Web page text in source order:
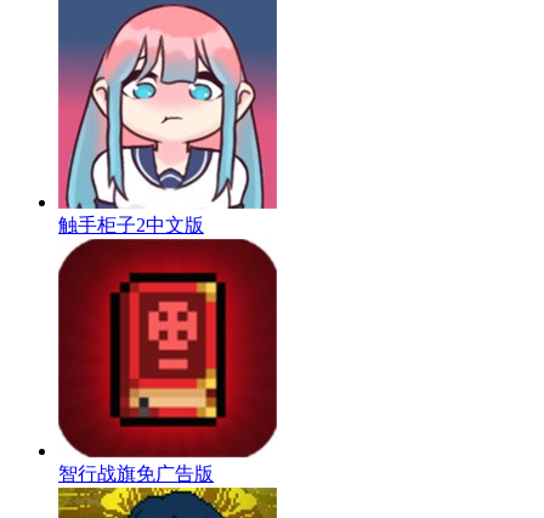
触手柜子2中文版
智行战旗免广告版